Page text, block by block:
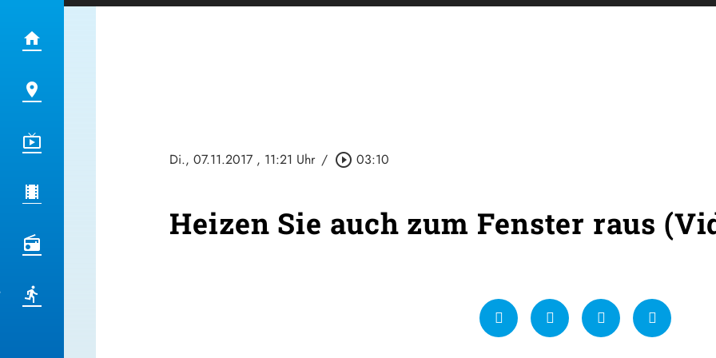
Di., 07.11.2017 , 11:21 Uhr / play_circle_outline 03:10
Heizen Sie auch zum Fenster raus